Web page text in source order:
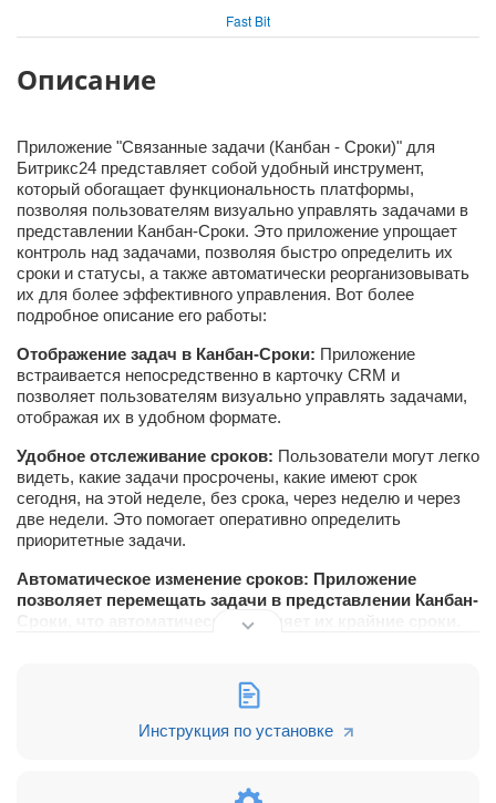
Fast Bit
Описание
Приложение "Связанные задачи (Канбан - Сроки)" для
Битрикс24 представляет собой удобный инструмент,
который обогащает функциональность платформы,
позволяя пользователям визуально управлять задачами в
представлении Канбан-Сроки. Это приложение упрощает
контроль над задачами, позволяя быстро определить их
сроки и статусы, а также автоматически реорганизовывать
их для более эффективного управления. Вот более
подробное описание его работы:
Отображение задач в Канбан-Сроки: Приложение
встраивается непосредственно в карточку CRM и
позволяет пользователям визуально управлять задачами,
отображая их в удобном формате.
Удобное отслеживание сроков: Пользователи могут легко
видеть, какие задачи просрочены, какие имеют срок
сегодня, на этой неделе, без срока, через неделю и через
две недели. Это помогает оперативно определить
приоритетные задачи.
Автоматическое изменение сроков: Приложение
позволяет перемещать задачи в представлении Канбан-
Сроки, что автоматически изменяет их крайние сроки.
Увеличение производительности:
наглядному представлению задач и возможности быстро
увеличивает производительность работы.
Инструкция по установке